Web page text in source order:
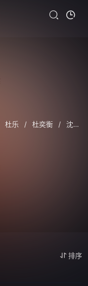
杜乐 / 杜奕衡 /
沈芳熙
排序